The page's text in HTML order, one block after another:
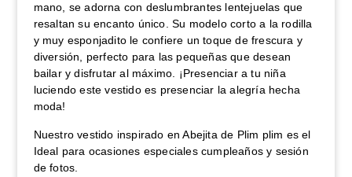
mano, se adorna con deslumbrantes lentejuelas que
resaltan su encanto único. Su modelo corto a la rodilla
y muy esponjadito le confiere un toque de frescura y
diversión, perfecto para las pequeñas que desean
bailar y disfrutar al máximo. ¡Presenciar a tu niña
luciendo este vestido es presenciar la alegría hecha
moda!
Nuestro vestido inspirado en Abejita de Plim plim es el
Ideal para ocasiones especiales cumpleaños y sesión
de fotos.